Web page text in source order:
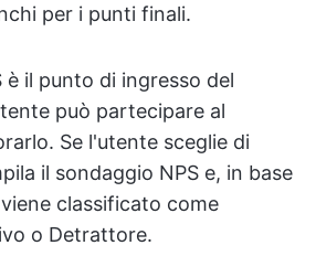
per i punti finali.
è il punto di ingresso del
può partecipare al
Se l'utente sceglie di
il sondaggio NPS e, in base
classificato come
o Detrattore.